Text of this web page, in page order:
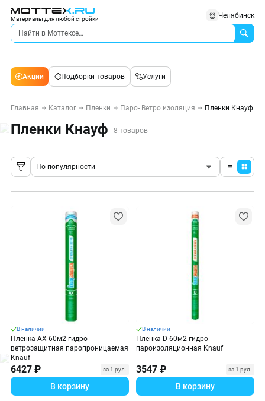
Материалы для любой стройки Челябинск
Акции Подборки товаров Услуги
Главная Каталог Пленки Паро- Ветро изоляция Пленки Кнауф
Пленки Кнауф 8 товаров
По популярности
В наличии
Пленка АХ 60м2 гидро-
ветрозащитная паропроницаемая
Knauf
6427 ₽ за 1 рул.
В корзину
В наличии
Пленка D 60м2 гидро-
пароизоляционная Knauf
3547 ₽ за 1 рул.
В корзину